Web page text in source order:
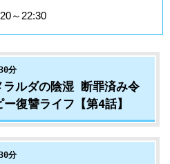
～22:30
分
ルダの陰湿 断罪済み令
復讐ライフ【第4話】
分